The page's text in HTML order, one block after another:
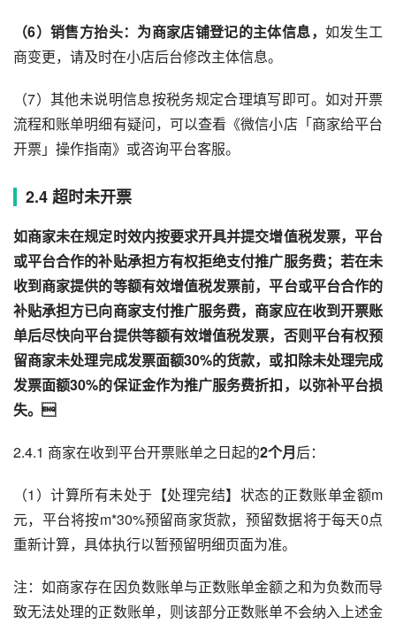
（6）销售方抬头：为商家店铺登记的主体信息， 如发生工
商变更，请及时在小店后台修改主体信息。
（7）其他未说明信息按税务规定合理填写即可。如对开票
流程和账单明细有疑问，可以查看《微信小店「商家给平台
开票」操作指南》或咨询平台客服。
2.4 超时未开票
如商家未在规定时效内按要求开具并提交增值税发票，平台
或平台合作的补贴承担方有权拒绝支付推广服务费；若在未
收到商家提供的等额有效增值税发票前，平台或平台合作的
补贴承担方已向商家支付推广服务费，商家应在收到开票账
单后尽快向平台提供等额有效增值税发票，否则平台有权预
留商家未处理完成发票面额30%的货款，或扣除未处理完成
发票面额30%的保证金作为推广服务费折扣，以弥补平台损
失。 
2.4.1 商家在收到平台开票账单之日起的2个月后：
（1）计算所有未处于【处理完结】状态的正数账单金额m
元，平台将按m*30%预留商家货款，预留数据将于每天0点
重新计算，具体执行以暂预留明细页面为准。
注：如商家存在因负数账单与正数账单金额之和为负数而导
致无法处理的正数账单，则该部分正数账单不会纳入上述金